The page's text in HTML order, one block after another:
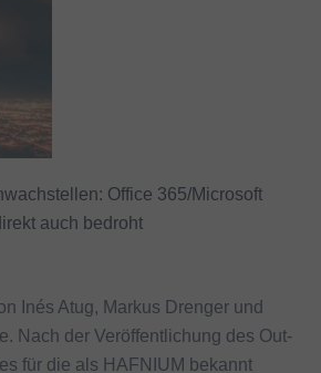
Office 365/Microsoft
auch bedroht
Inés Atug, Markus Drenger und
Nach der Veröffentlichung des Out-
für die als HAFNIUM bekannt